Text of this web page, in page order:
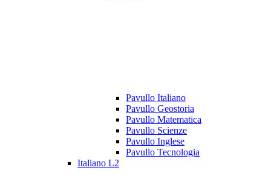
Pavullo Italiano
Pavullo Geostoria
Pavullo Matematica
Pavullo Scienze
Pavullo Inglese
Pavullo Tecnologia
Italiano L2